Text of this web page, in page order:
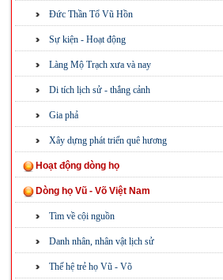
Đức Thần Tổ Vũ Hồn
Sự kiện - Hoạt động
Làng Mộ Trạch xưa và nay
Di tích lịch sử - thắng cảnh
Gia phả
Xây dựng phát triển quê hương
Hoạt động dòng họ
Dòng họ Vũ - Võ Việt Nam
Tìm về cội nguồn
Danh nhân, nhân vật lịch sử
Thế hệ trẻ họ Vũ - Võ